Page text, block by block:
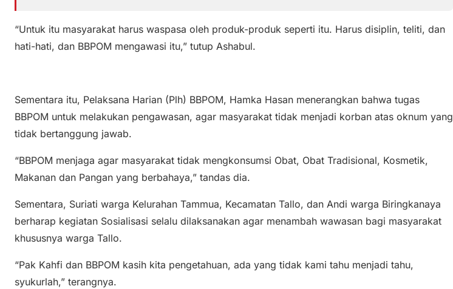
“Untuk itu masyarakat harus waspasa oleh produk-produk seperti itu. Harus disiplin, teliti, dan
hati-hati, dan BBPOM mengawasi itu,” tutup Ashabul.
Sementara itu, Pelaksana Harian (Plh) BBPOM, Hamka Hasan menerangkan bahwa tugas
BBPOM untuk melakukan pengawasan, agar masyarakat tidak menjadi korban atas oknum yang
tidak bertanggung jawab.
“BBPOM menjaga agar masyarakat tidak mengkonsumsi Obat, Obat Tradisional, Kosmetik,
Makanan dan Pangan yang berbahaya,” tandas dia.
Sementara, Suriati warga Kelurahan Tammua, Kecamatan Tallo, dan Andi warga Biringkanaya
berharap kegiatan Sosialisasi selalu dilaksanakan agar menambah wawasan bagi masyarakat
khususnya warga Tallo.
“Pak Kahfi dan BBPOM kasih kita pengetahuan, ada yang tidak kami tahu menjadi tahu,
syukurlah,” terangnya.